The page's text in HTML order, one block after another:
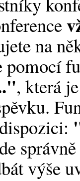
na
pomocí
, která
výše